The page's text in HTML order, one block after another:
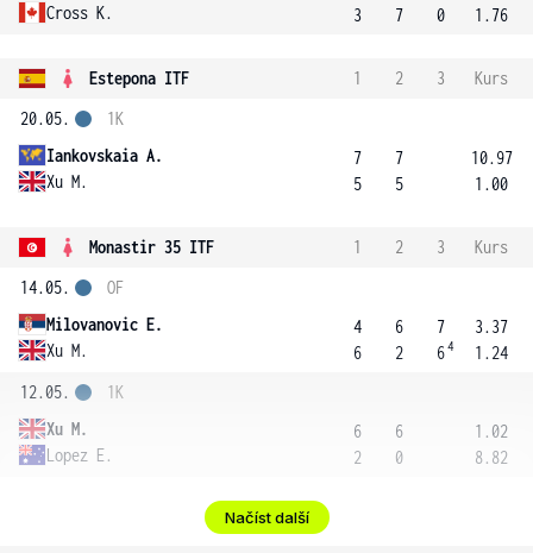
Cross K.
3
7
0
1.76
Estepona ITF 1 2 3
Kurs
20.05.
Iankovskaia A.
Xu M.
1K
7
5
7
5
10.97
1.00
Monastir 35 ITF 1 2 3
Kurs
14.05.
Milovanovic E.
Xu M.
OF
4
6
6
2
7
64
3.37
1.24
12.05.
Xu M.
Lopez E.
1K
6
2
6
0
1.02
8.82
Načíst další